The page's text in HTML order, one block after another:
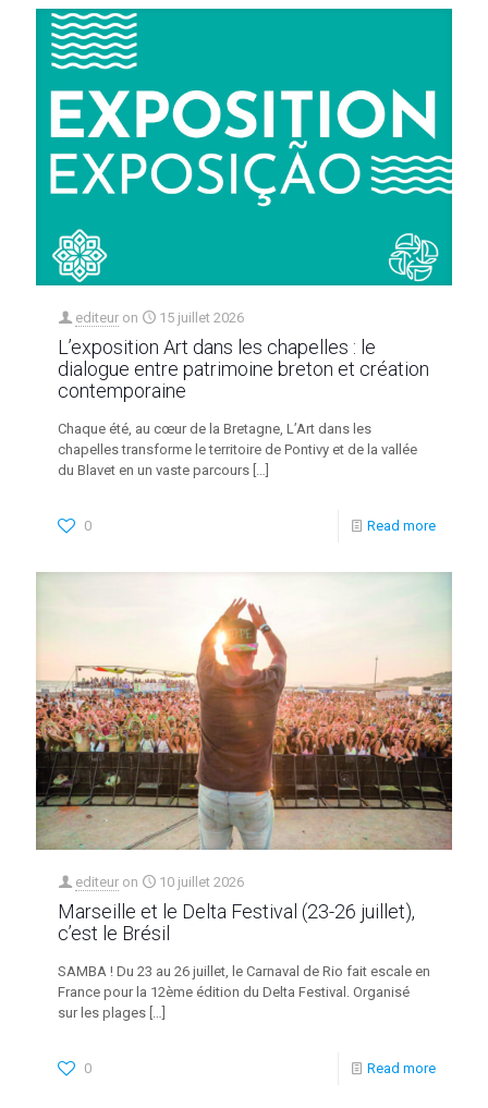
editeur on 15 juillet 2026
L’exposition Art dans les chapelles : le
dialogue entre patrimoine breton et création
contemporaine
Chaque été, au cœur de la Bretagne, L’Art dans les
chapelles transforme le territoire de Pontivy et de la vallée
du Blavet en un vaste parcours […]
0 Read more
editeur on 10 juillet 2026
Marseille et le Delta Festival (23-26 juillet),
c’est le Brésil
SAMBA ! Du 23 au 26 juillet, le Carnaval de Rio fait escale en
France pour la 12ème édition du Delta Festival. Organisé
sur les plages […]
0 Read more